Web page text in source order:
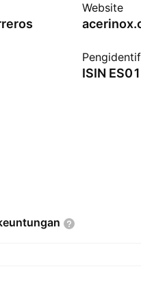
Website
ISIN